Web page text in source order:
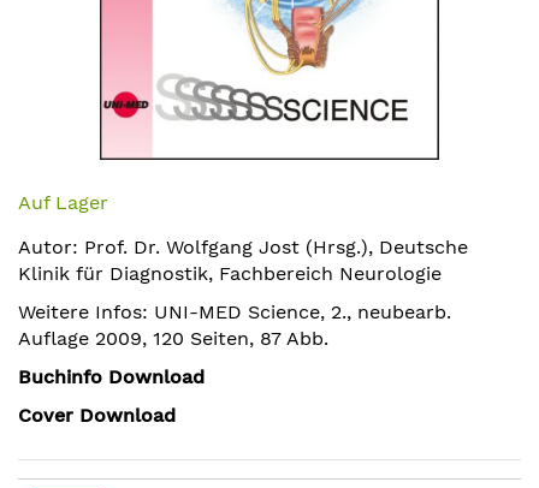
Anfang
Bildergalerie
springen
Auf Lager
Autor: Prof. Dr. Wolfgang Jost (Hrsg.), Deutsche
Klinik für Diagnostik, Fachbereich Neurologie
Weitere Infos: UNI-MED Science, 2., neubearb.
Auflage 2009, 120 Seiten, 87 Abb.
Buchinfo Download
Cover Download